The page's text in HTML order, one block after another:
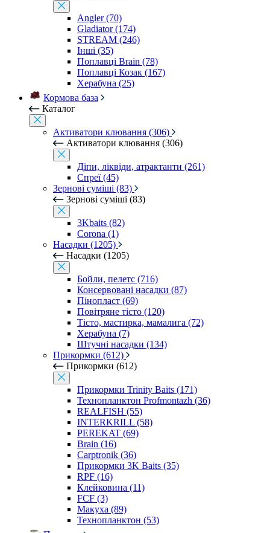
Angler (70)
Gladiator (174)
STREAM (246)
Інші (35)
Поплавці Brain (78)
Поплавці Козак (167)
Херабуна (25)
Кормова база
Каталог
Активатори клювання (306)
Активатори клювання (306)
Діпи, ліквіди, атрактанти (261)
Спреї (45)
Зернові суміші (83)
Зернові суміші (83)
3Kbaits (82)
Corona (1)
Насадки (1205)
Насадки (1205)
Бойли, пелетс (716)
Консервовані насадки (87)
Пінопласт (69)
Повітряне тісто (120)
Тісто, мастирка, мамалига (72)
Херабуна (7)
Штучні насадки (134)
Прикормки (612)
Прикормки (612)
Прикормки Trinity Baits (171)
Технопланктон Profmontazh (36)
REALFISH (55)
INTERKRILL (58)
PEREKAT (69)
Brain (16)
Carptronik (36)
Прикормки 3K Baits (35)
RPF (16)
Клейковина (11)
FCF (3)
Макуха (89)
Технопланктон (53)